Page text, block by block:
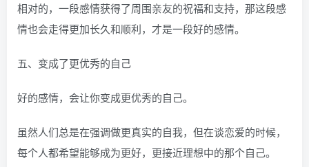
相对的，一段感情获得了周围亲友的祝福和支持，那这段感
情也会走得更加长久和顺利，才是一段好的感情。
五、变成了更优秀的自己
好的感情，会让你变成更优秀的自己。
虽然人们总是在强调做更真实的自我，但在谈恋爱的时候，
每个人都希望能够成为更好，更接近理想中的那个自己。